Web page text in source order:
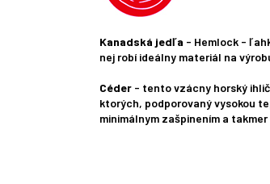
Kanadská jedľa - Hemlock -
nej robí ideálny materiál na
Céder - tento vzácny horský
ktorých, podporovaný vysokou
minimálnym zašpinením a